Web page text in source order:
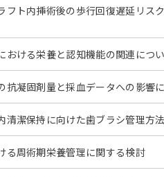
フト内挿術後の歩行回復遅延リス
おける栄養と認知機能の関連につ
抗凝固剤量と採血データへの影響
清潔保持に向けた歯ブラシ管理方
る周術期栄養管理に関する検討